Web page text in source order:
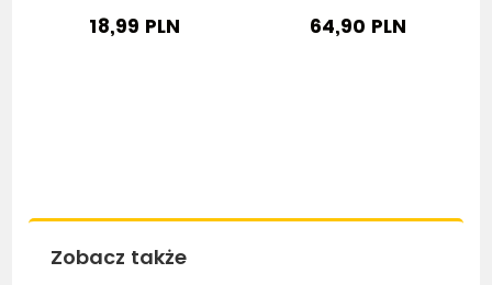
18,99 PLN 64,90 PLN
Zobacz także